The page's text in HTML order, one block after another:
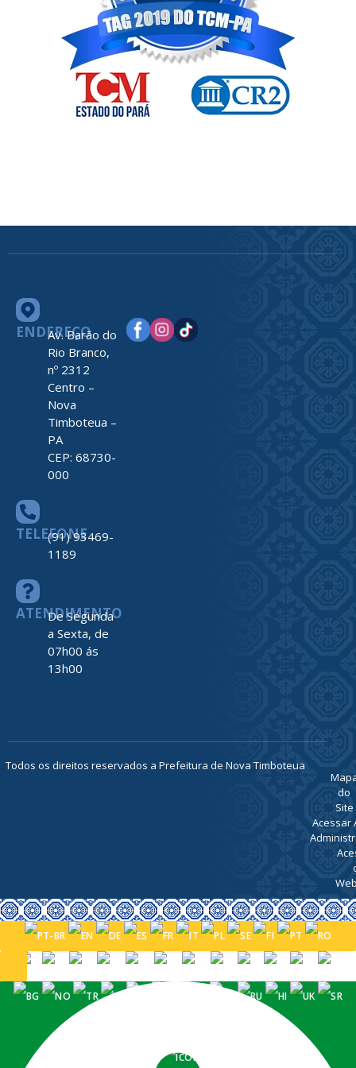
ENDEREÇO
Av. Barão do
Rio Branco,
nº 2312
Centro –
Nova
Timboteua –
PA
CEP: 68730-
000
TELEFONE
(91) 93469-
1189
ATENDIMENTO
De Segunda
a Sexta, de
07h00 ás
13h00
Todos os direitos reservados a Prefeitura de Nova Timboteua
do
Site
Acessar
PORTUGUÊS (BRASIL)